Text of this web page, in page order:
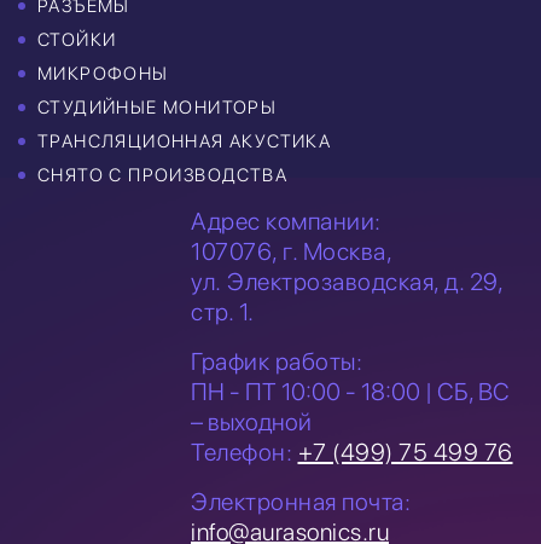
РАЗЪЁМЫ
СТОЙКИ
МИКРОФОНЫ
СТУДИЙНЫЕ МОНИТОРЫ
ТРАНСЛЯЦИОННАЯ АКУСТИКА
СНЯТО С ПРОИЗВОДСТВА
Адрес компании:
107076, г. Москва,
ул. Электрозаводская, д. 29,
стр. 1.
График работы:
ПН - ПТ 10:00 - 18:00 | СБ, ВС
– выходной
Телефон: +7 (499) 75 499 76
Электронная почта:
info@aurasonics.ru